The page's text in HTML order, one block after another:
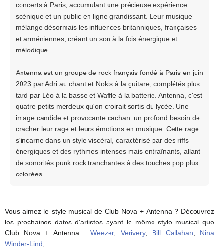
concerts à Paris, accumulant une précieuse expérience
scénique et un public en ligne grandissant. Leur musique
mélange désormais les influences britanniques, françaises
et arméniennes, créant un son à la fois énergique et
mélodique.
Antenna est un groupe de rock français fondé à Paris en juin
2023 par Adri au chant et Nokis à la guitare, complétés plus
tard par Léo à la basse et Waffle à la batterie. Antenna, c'est
quatre petits merdeux qu'on croirait sortis du lycée. Une
image candide et provocante cachant un profond besoin de
cracher leur rage et leurs émotions en musique. Cette rage
s'incarne dans un style viscéral, caractérisé par des riffs
énergiques et des rythmes intenses mais entraînants, allant
de sonorités punk rock tranchantes à des touches pop plus
colorées.
Vous aimez le style musical de Club Nova + Antenna ? Découvrez
les prochaines dates d'artistes ayant le même style musical que
Club Nova + Antenna :Weezer,Verivery, Bill Callahan
Nina
Winder-Lind